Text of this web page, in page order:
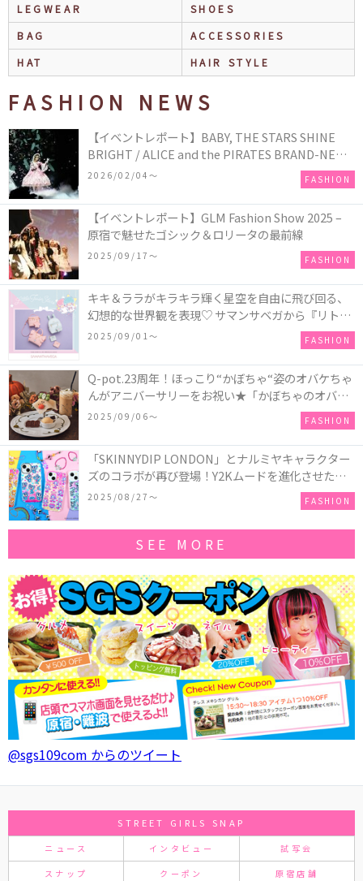
LEGWEAR
SHOES
BAG
ACCESSORIES
HAT
HAIR STYLE
FASHION NEWS
【イベントレポート】BABY, THE STARS SHINE
BRIGHT / ALICE and the PIRATES BRAND-NEW
COLLECTION in TOKYO
2026/02/04〜 FASHION
【イベントレポート】GLM Fashion Show 2025 –
原宿で魅せたゴシック＆ロリータの最前線
2025/09/17〜 FASHION
キキ＆ララがキラキラ輝く星空を自由に飛び回る、
幻想的な世界観を表現♡ サマンサベガから『リトル
ツインスターズ』50周年アニバーサリーイヤー』を
2025/09/01〜 FASHION
Q-pot.23周年！ほっこり“かぼちゃ“姿のオバケちゃ
んがアニバーサリーをお祝い★「かぼちゃのオバケ
ーキアクセサリー」が新発売！Q-pot CAFE.では
「かぼちゃのオバケーキプレート」も登場
2025/09/06〜 FASHION
「SKINNYDIP LONDON」とナルミヤキャラクター
ズのコラボが再び登場！Y2Kムードを進化させた新
作コレクションを発売♪
2025/08/27〜 FASHION
SEE MORE
@sgs109com からのツイート
STREET GIRLS SNAP
ニュース インタビュー 試写会
スナップ クーポン 原宿店舗